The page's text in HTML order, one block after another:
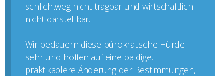
schlichtweg nicht tragbar und wirtschaftlich
nicht darstellbar.
Wir bedauern diese bürokratische Hürde
sehr und hoffen auf eine baldige,
praktikablere Änderung der Bestimmungen,